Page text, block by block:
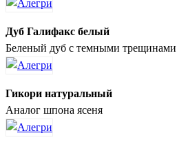
Дуб Галифакс белый
Беленый дуб с темными трещинами
Гикори натуральный
Аналог шпона ясеня